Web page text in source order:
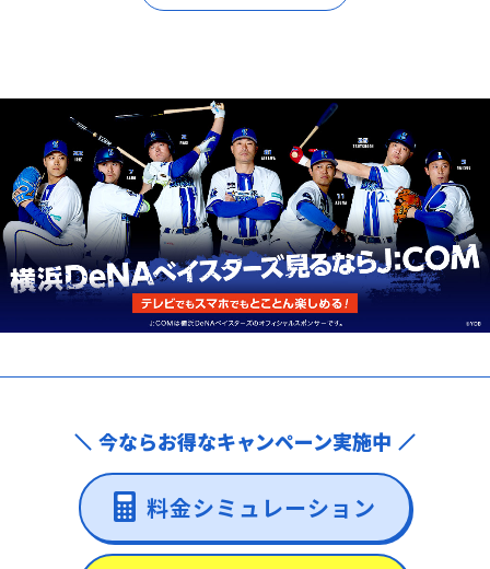
今ならお得なキャンペーン実施中
料金シミュレーション